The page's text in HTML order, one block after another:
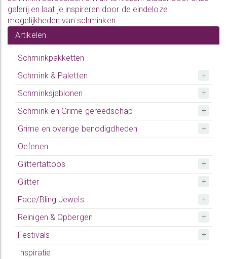
galerij en laat je inspireren door de eindeloze
mogelijkheden van schminken.
Artikelen
Schminkpakketten
Schmink & Paletten
Schminksjablonen
Schmink en Grime gereedschap
Grime en overige benodigdheden
Oefenen
Glittertattoos
Glitter
Face/Bling Jewels
Reinigen & Opbergen
Festivals
Inspiratie